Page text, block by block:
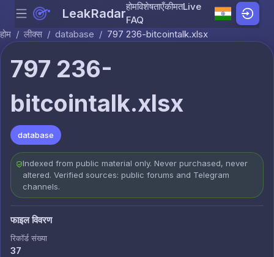
Skip to content
Menu LeakRadarहोमविशेषताएँकीमतLive
FAQ
होम / लीक्स / database / 797 236-bitcointalk.xlsx
797 236-
bitcointalk.xlsx
database
Indexed from public material only. Never purchased, never
altered. Verified sources: public forums and Telegram
channels.
फाइल विवरण
रिकॉर्ड संख्या
37